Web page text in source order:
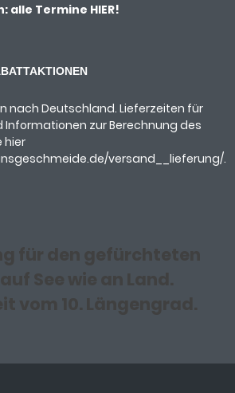
alle Termine HIER!
nach Deutschland. Lieferzeiten für
Informationen zur Berechnung des
hier
versand__lieferung/.
für den gefürchteten
See wie an Land.
vom 10. Längengrad.